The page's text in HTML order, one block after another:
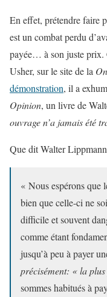
En effet, prétendre faire
est un combat perdu
payée… à son juste prix.
Usher, sur le site de la
démonstration, il a
Opinion, un livre de
ouvrage n’a jamais été
Que dit Walter
« Nous espérons que
bien que celle-ci ne
difficile et souvent
comme étant
jusqu’à peu à payer
précisément: « la
sommes habitués à